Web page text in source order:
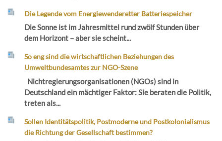
Die Legende vom Energiewenderetter Batteriespeicher
Die Sonne ist im Jahresmittel rund zwölf Stunden über
dem Horizont – aber sie scheint...
So eng sind die wirtschaftlichen Beziehungen des
Umweltbundesamtes zur NGO-Szene
Nichtregierungsorganisationen (NGOs) sind in
Deutschland ein mächtiger Faktor: Sie beraten die Politik,
treten als...
Sollen Identitätspolitik, Postmoderne und Postkolonialismus
die Richtung der Gesellschaft bestimmen?